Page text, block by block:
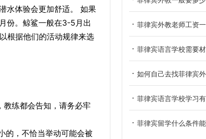
水体验会更加舒适。 如果
份。鲸鲨一般在3-5月出
根据他们的活动规律来选
教练都会告知，请务必牢
的，不恰当举动可能会被
菲律宾外教老师工资
菲律宾语言学校需要
如何自己去找菲律宾
菲律宾语言学校学习
菲律宾留学什么条件